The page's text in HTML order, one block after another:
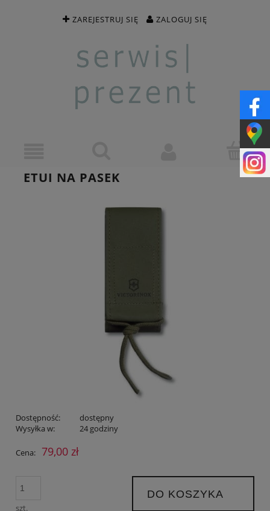
ZAREJESTRUJ SIĘ ZALOGUJ SIĘ
ETUI NA PASEK
Dostępność:
dostępny
Wysyłka w:
24 godziny
Cena: 79,00 zł
szt.
DO KOSZYKA